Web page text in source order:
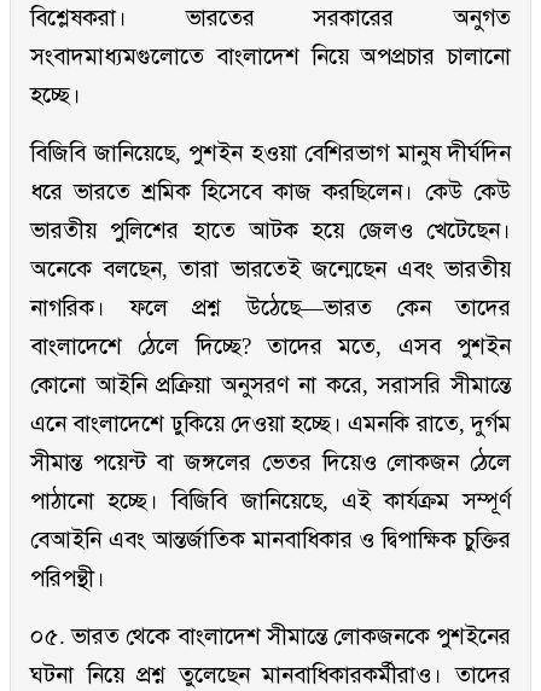
বিশ্লেষকরা। ভারতের সরকারের অনুগত
সংবাদমাধ্যমগুলোতে বাংলাদেশ নিয়ে অপপ্রচার চালানো
হচ্ছে।
বিজিবি জানিয়েছে, পুশইন হওয়া বেশিরভাগ মানুষ দীর্ঘদিন
ধরে ভারতে শ্রমিক হিসেবে কাজ করছিলেন। কেউ কেউ
ভারতীয় পুলিশের হাতে আটক হয়ে জেলও খেটেছেন।
অনেকে বলছেন, তারা ভারতেই জন্মেছেন এবং ভারতীয়
নাগরিক। ফলে প্রশ্ন উঠেছে—ভারত কেন তাদের
বাংলাদেশে ঠেলে দিচ্ছে? তাদের মতে, এসব পুশইন
কোনো আইনি প্রক্রিয়া অনুসরণ না করে, সরাসরি সীমান্তে
এনে বাংলাদেশে ঢুকিয়ে দেওয়া হচ্ছে। এমনকি রাতে, দুর্গম
সীমান্ত পয়েন্ট বা জঙ্গলের ভেতর দিয়েও লোকজন ঠেলে
পাঠানো হচ্ছে। বিজিবি জানিয়েছে, এই কার্যক্রম সম্পূর্ণ
বেআইনি এবং আন্তর্জাতিক মানবাধিকার ও দ্বিপাক্ষিক চুক্তির
পরিপন্থী।
০৫. ভারত থেকে বাংলাদেশ সীমান্তে লোকজনকে পুশইনের
ঘটনা নিয়ে প্রশ্ন তুলেছেন মানবাধিকারকর্মীরাও। তাদের